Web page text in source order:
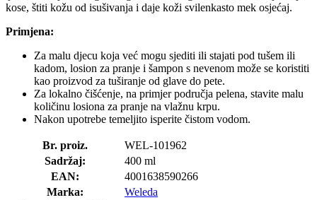
kose, štiti kožu od isušivanja i daje koži svilenkasto mek osjećaj.
Primjena:
Za malu djecu koja već mogu sjediti ili stajati pod tušem ili
kadom, losion za pranje i šampon s nevenom može se koristiti
kao proizvod za tuširanje od glave do pete.
Za lokalno čišćenje, na primjer područja pelena, stavite malu
količinu losiona za pranje na vlažnu krpu.
Nakon upotrebe temeljito isperite čistom vodom.
Br. proiz.
WEL-101962
Sadržaj:
400 ml
EAN:
4001638590266
Marka:
Weleda